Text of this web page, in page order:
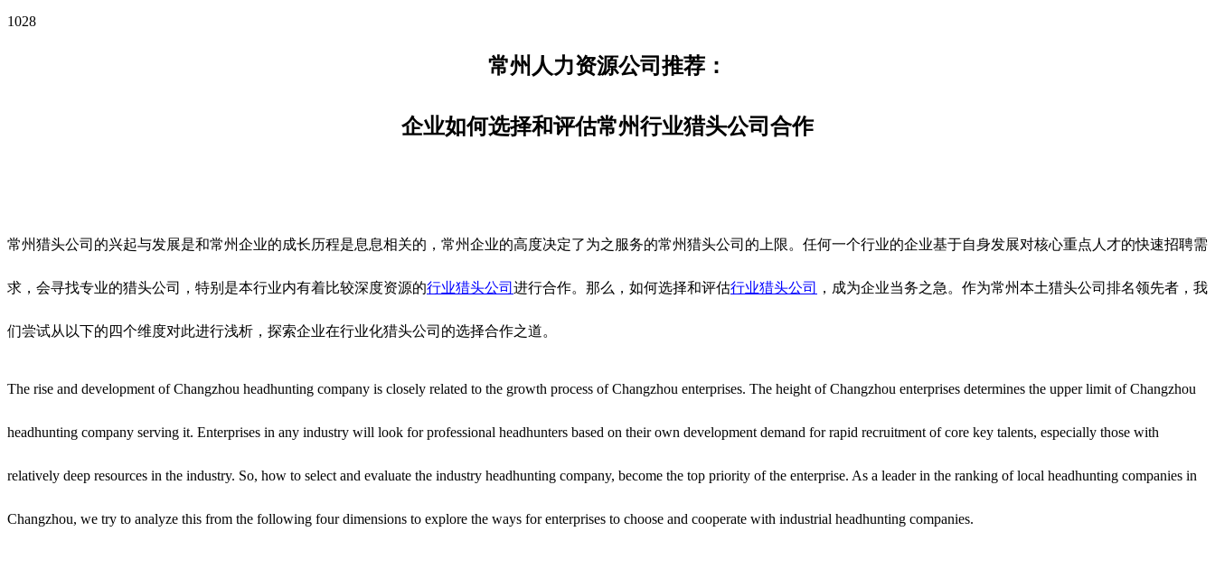
1028
常州人力资源公司推荐：
企业如何选择和评估常州行业猎头公司合作
常州猎头公司的兴起与发展是和常州企业的成长历程是息息相关的，常州企业的高度决定了为之服务的常州猎头公司的上限。任何一个行业的企业基于自身发展对核心重点人才的快速招聘需
求，会寻找专业的猎头公司，特别是本行业内有着比较深度资源的行业猎头公司 进行合作。那么，如何选择和评估行业猎头公司 ，成为企业当务之急。作为常州本土猎头公司排名领先者，我
们尝试从以下的四个维度对此进行浅析，探索企业在行业化猎头公司的选择合作之道。
The rise and development of Changzhou headhunting company is closely related to the growth process of Changzhou enterprises. The height of Changzhou enterprises determines the upper limit of Changzhou
headhunting company serving it. Enterprises in any industry will look for professional headhunters based on their own development demand for rapid recruitment of core key talents, especially those with
relatively deep resources in the industry. So, how to select and evaluate the industry headhunting company, become the top priority of the enterprise. As a leader in the ranking of local headhunting companies in
Changzhou, we try to analyze this from the following four dimensions to explore the ways for enterprises to choose and cooperate with industrial headhunting companies.